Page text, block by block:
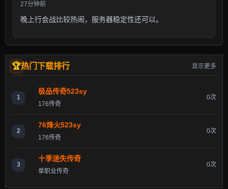
27分钟前
晚上行会战比较热闹，服务器稳定性还可以。
热门下载排行 显示更多
1
极品传奇523sy
176传奇
0次
2
76烽火523sy
176传奇
0次
3
十季迷失传奇
单职业传奇
0次